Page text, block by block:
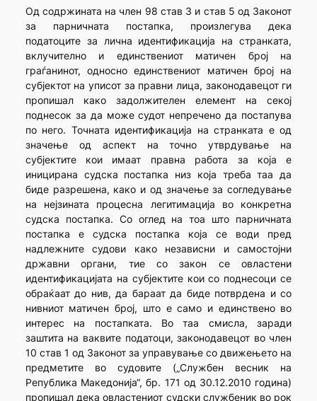
Од содржината на член 98 став 3 и став 5 од Законот
за парничната постапка, произлегува дека
податоците за лична идентификација на странката,
вклучително и единствениот матичен број на
граѓанинот, односно единствениот матичен број на
субјектот на уписот за правни лица, законодавецот ги
пропишал како задолжителен елемент на секој
поднесок за да може судот непречено да постапува
по него. Точната идентификација на странката е од
значење од аспект на точно утврдување на
субјектите кои имаат правна работа за која е
иницирана судска постапка низ која треба таа да
биде разрешена, како и од значење за согледување
на нејзината процесна легитимација во конкретна
судска постапка. Со оглед на тоа што парничната
постапка е судска постапка која се води пред
надлежните судови како независни и самостојни
државни органи, тие со закон се овластени
идентификацијата на субјектите кои со поднесоци се
обраќаат до нив, да бараат да биде потврдена и со
нивниот матичен број, што е само и единствено во
интерес на постапката. Во таа смисла, заради
заштита на ваквите податоци, законодавецот во член
10 став 1 од Законот за управување со движењето на
предметите во судовите („Службен весник на
Република Македонија“, бр. 171 од 30.12.2010 година)
пропишал дека овластениот судски службеник во рок